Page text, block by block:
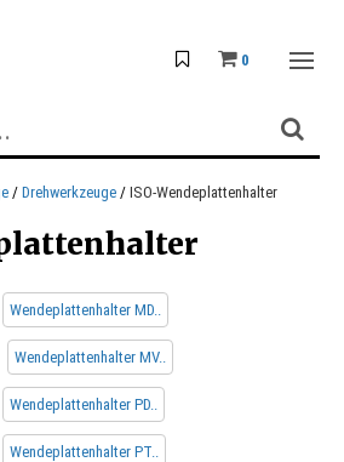
0
Drehwerkzeuge ISO-Wendeplattenhalter
Wendeplattenhalter MD..
Wendeplattenhalter MV..
Wendeplattenhalter PD..
Wendeplattenhalter PT..